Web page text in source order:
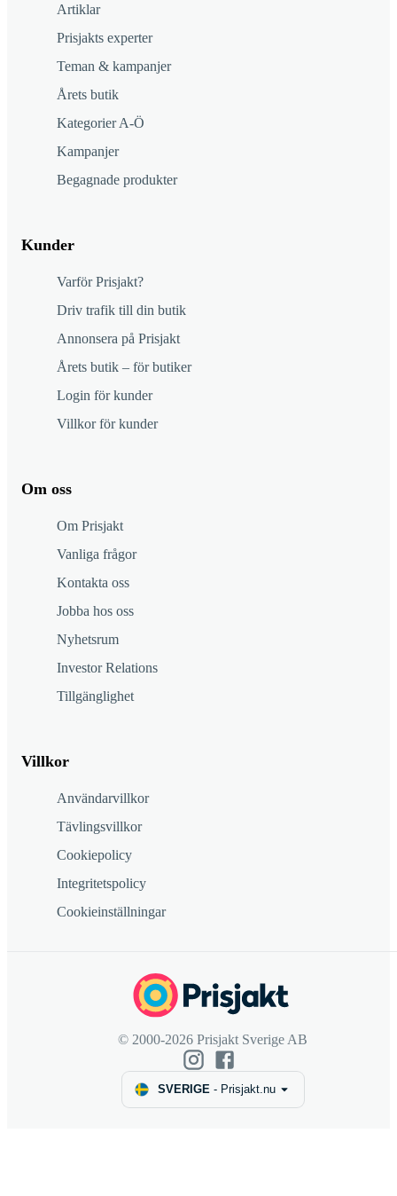
Artiklar
Prisjakts experter
Teman & kampanjer
Årets butik
Kategorier A-Ö
Kampanjer
Begagnade produkter
Kunder
Varför Prisjakt?
Driv trafik till din butik
Annonsera på Prisjakt
Årets butik – för butiker
Login för kunder
Villkor för kunder
Om oss
Om Prisjakt
Vanliga frågor
Kontakta oss
Jobba hos oss
Nyhetsrum
Investor Relations
Tillgänglighet
Villkor
Användarvillkor
Tävlingsvillkor
Cookiepolicy
Integritetspolicy
Cookieinställningar
© 2000-2026 Prisjakt Sverige AB
SVERIGE- Prisjakt.nu